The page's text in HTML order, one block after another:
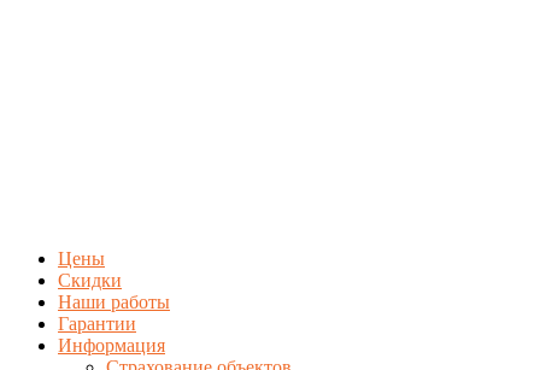
Цены
Скидки
Наши работы
Гарантии
Информация